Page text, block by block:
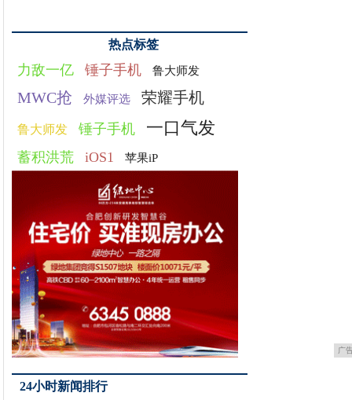
热点标签
力敌一亿 锤子手机 鲁大师发
MWC抢 外媒评选 荣耀手机
鲁大师发 锤子手机 一口气发
蓄积洪荒 iOS1 苹果iP
广
24小时新闻排行